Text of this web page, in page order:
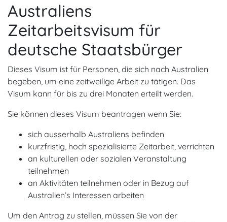
Australiens
Zeitarbeitsvisum für
deutsche Staatsbürger
Dieses Visum ist für Personen, die sich nach Australien
begeben, um eine zeitweilige Arbeit zu tätigen. Das
Visum kann für bis zu drei Monaten erteilt werden.
Sie können dieses Visum beantragen wenn Sie:
sich ausserhalb Australiens befinden
kurzfristig, hoch spezialisierte Zeitarbeit, verrichten
an kulturellen oder sozialen Veranstaltung
teilnehmen
an Aktivitäten teilnehmen oder in Bezug auf
Australien’s Interessen arbeiten
Um den Antrag zu stellen, müssen Sie von der